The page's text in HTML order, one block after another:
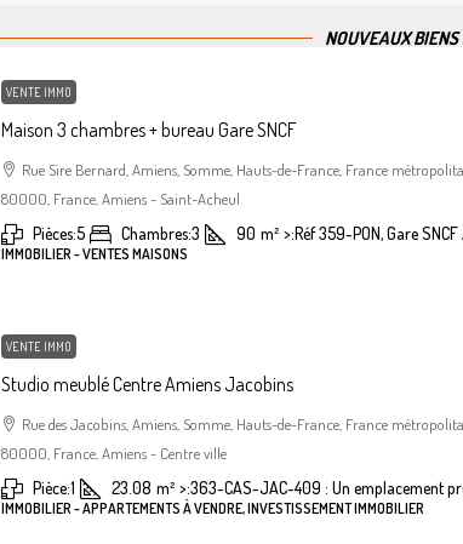
NOUVEAUX
VENTE IMMO
Maison 3 chambres + bureau Gare SNCF
Rue Sire Bernard, Amiens, Somme, Hauts-de-France, France
80000, France, Amiens - Saint-Acheul
Pièces:5 Chambres:3 90 m² >:Réf 359-PON, Gare
IMMOBILIER - VENTES MAISONS
VENTE IMMO
Studio meublé Centre Amiens Jacobins
Rue des Jacobins, Amiens, Somme, Hauts-de-France, France
80000, France, Amiens - Centre ville
Pièce:1 23.08 m² >:363-CAS-JAC-409 : Un emplacement
IMMOBILIER - APPARTEMENTS À VENDRE, INVESTISSEMENT IMMOBILIER